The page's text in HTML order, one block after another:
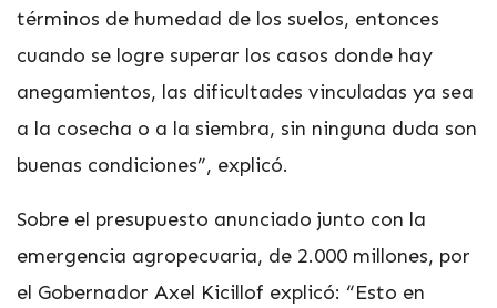
términos de humedad de los suelos, entonces
cuando se logre superar los casos donde hay
anegamientos, las dificultades vinculadas ya sea
a la cosecha o a la siembra, sin ninguna duda son
buenas condiciones”, explicó.
Sobre el presupuesto anunciado junto con la
emergencia agropecuaria, de 2.000 millones, por
el Gobernador Axel Kicillof explicó: “Esto en